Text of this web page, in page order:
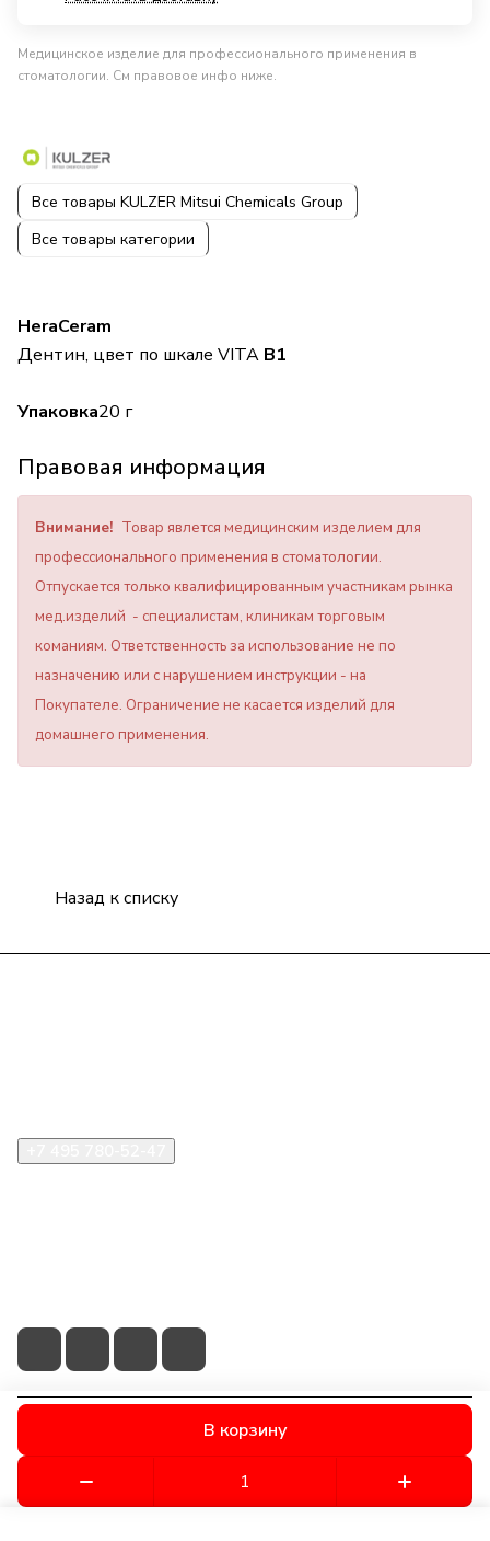
В корзину
Медицинское изделие для профессионального применения в
стоматологии. См правовое инфо ниже.
Все товары KULZER Mitsui Chemicals Group
Все товары категории
HeraCeram
Дентин, цвет по шкале VITA B1
Упаковка20 г
Правовая информация
Внимание! Товар явлется медицинским изделием для
профессионального применения в стоматологии.
Отпускается только квалифицированным участникам рынка
мед.изделий - специалистам, клиникам торговым
команиям. Ответственность за использование не по
назначению или с нарушением инструкции - на
Покупателе. Ограничение не касается изделий для
домашнего применения.
Назад к списку
© 2026 © S.T.I. Dent - Яркие решения